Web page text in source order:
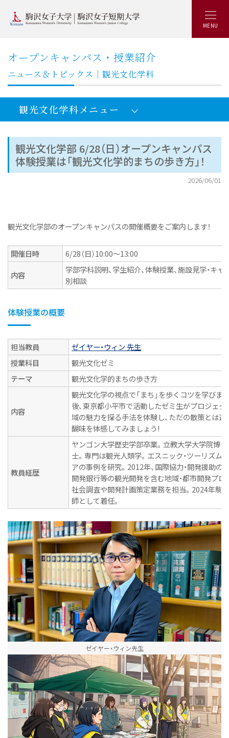
MENU
オープンキャンパス・授業紹介
ニュース＆トピックス｜観光文化学科
観光文化学部 6/28（日）オープンキャンパス
体験授業は「観光文化学的まちの歩き方」！
2026/06/01
観光文化学部のオープンキャンパスの開催概要をご案内します！
開催日時
6/28（日）10:00～13:00
内容
学部学科説明、学生紹介、体験授業、施設見学・キャ
別相談
体験授業の概要
担当教員
ゼイヤー・ウィン 先生
授業科目
観光文化ゼミ
テーマ
観光文化学的まちの歩き方
内容
観光文化学の視点で「まち」を歩くコツを学びま
後、東京都小平市で活動したゼミ生がプロジェ
域の魅力を探る手法を体験し、ただの散策とは違
醐味を体感してみましょう!
教員経歴
ヤンゴン大学歴史学部卒業。立教大学大学院博
士。専門は観光人類学。エスニック・ツーリズム
アの事例を研究。2012年、国際協力・開発援助の
開発銀行等の観光開発を含む地域・都市開発プロ
社会調査や開発計画策定業務を担当。2024年駒
師として着任。
ゼイヤー・ウィン先生
観光文化学科メニュー
観光文化学部観光文化学科：トップ
産学連携・企業コラボ授業
カリキュラム
教員紹介
学部長よりメッセージ
へ
ニュース&トピックス
ニュース・活動報告
オープンキャンパス・授業紹介
ニュース&トピックス：アーカイブ